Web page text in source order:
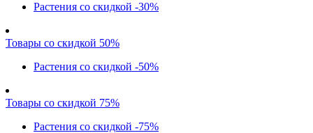
Растения со скидкой -30%
Товары со скидкой 50%
Растения со скидкой -50%
Товары со скидкой 75%
Растения со скидкой -75%